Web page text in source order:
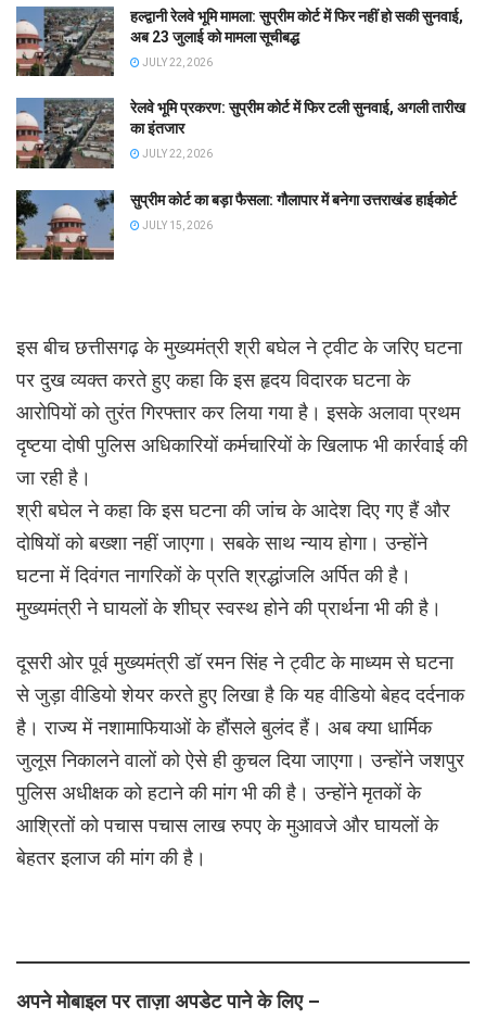
हल्द्वानी रेलवे भूमि मामला: सुप्रीम कोर्ट में फिर नहीं हो सकी सुनवाई,
अब 23 जुलाई को मामला सूचीबद्ध
JULY 22, 2026
रेलवे भूमि प्रकरण: सुप्रीम कोर्ट में फिर टली सुनवाई, अगली तारीख
का इंतजार
JULY 22, 2026
सुप्रीम कोर्ट का बड़ा फैसला: गौलापार में बनेगा उत्तराखंड हाईकोर्ट
JULY 15, 2026
इस बीच छत्तीसगढ़ के मुख्यमंत्री श्री बघेल ने ट्वीट के जरिए घटना
पर दुख व्यक्त करते हुए कहा कि इस हृदय विदारक घटना के
आरोपियों को तुरंत गिरफ्तार कर लिया गया है। इसके अलावा प्रथम
दृष्टया दोषी पुलिस अधिकारियों कर्मचारियों के खिलाफ भी कार्रवाई की
जा रही है।
श्री बघेल ने कहा कि इस घटना की जांच के आदेश दिए गए हैं और
दोषियों को बख्शा नहीं जाएगा। सबके साथ न्याय होगा। उन्होंने
घटना में दिवंगत नागरिकों के प्रति श्रद्धांजलि अर्पित की है।
मुख्यमंत्री ने घायलों के शीघ्र स्वस्थ होने की प्रार्थना भी की है।
दूसरी ओर पूर्व मुख्यमंत्री डॉ रमन सिंह ने ट्वीट के माध्यम से घटना
से जुड़ा वीडियो शेयर करते हुए लिखा है कि यह वीडियो बेहद दर्दनाक
है। राज्य में नशामाफियाओं के हौंसले बुलंद हैं। अब क्या धार्मिक
जुलूस निकालने वालों को ऐसे ही कुचल दिया जाएगा। उन्होंने जशपुर
पुलिस अधीक्षक को हटाने की मांग भी की है। उन्होंने मृतकों के
आश्रितों को पचास पचास लाख रुपए के मुआवजे और घायलों के
बेहतर इलाज की मांग की है।
अपने मोबाइल पर ताज़ा अपडेट पाने के लिए –